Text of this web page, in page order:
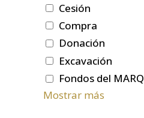
Cesión
Compra
Donación
Excavación
Fondos del MARQ
Mostrar más